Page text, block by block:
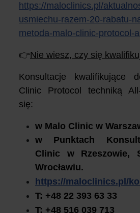
https://maloclinics.pl/
usmiechu-razem-20-rabatu-
metoda-malo-clinic-protocol-
👉Nie wiesz, czy się
Konsultacje kwalifikujące
Clinic Protocol techniką
się:
w Malo Clinic w
w Punktach
Clinic w Rzeszowie,
Wrocławiu.
https://maloclinics.pl/
T: +48 22 393 63 33
T: +48 516 039 713